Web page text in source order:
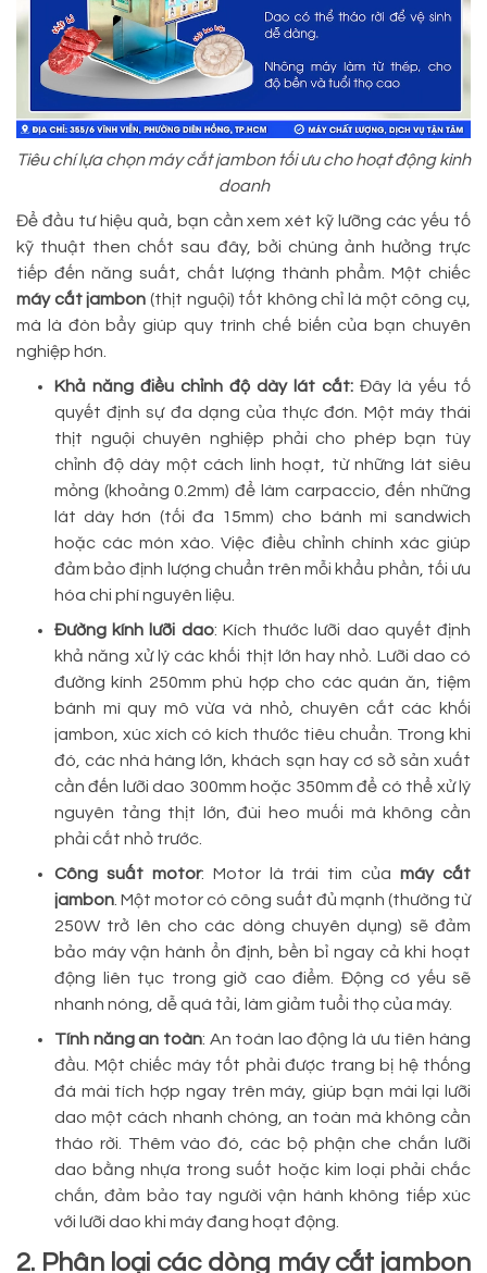
Tiêu chí lựa chọn máy cắt jambon tối ưu cho hoạt động kinh
doanh
Để đầu tư hiệu quả, bạn cần xem xét kỹ lưỡng các yếu tố
kỹ thuật then chốt sau đây, bởi chúng ảnh hưởng trực
tiếp đến năng suất, chất lượng thành phẩm. Một chiếc
máy cắt jambon (thịt nguội) tốt không chỉ là một công cụ,
mà là đòn bẩy giúp quy trình chế biến của bạn chuyên
nghiệp hơn.
Khả năng điều chỉnh độ dày lát cắt: Đây là yếu tố
quyết định sự đa dạng của thực đơn. Một máy thái
thịt nguội chuyên nghiệp phải cho phép bạn tùy
chỉnh độ dày một cách linh hoạt, từ những lát siêu
mỏng (khoảng 0.2mm) để làm carpaccio, đến những
lát dày hơn (tối đa 15mm) cho bánh mì sandwich
hoặc các món xào. Việc điều chỉnh chính xác giúp
đảm bảo định lượng chuẩn trên mỗi khẩu phần, tối ưu
hóa chi phí nguyên liệu.
Đường kính lưỡi dao: Kích thước lưỡi dao quyết định
khả năng xử lý các khối thịt lớn hay nhỏ. Lưỡi dao có
đường kính 250mm phù hợp cho các quán ăn, tiệm
bánh mì quy mô vừa và nhỏ, chuyên cắt các khối
jambon, xúc xích có kích thước tiêu chuẩn. Trong khi
đó, các nhà hàng lớn, khách sạn hay cơ sở sản xuất
cần đến lưỡi dao 300mm hoặc 350mm để có thể xử lý
nguyên tảng thịt lớn, đùi heo muối mà không cần
phải cắt nhỏ trước.
Công suất motor: Motor là trái tim củamáy cắt
jambon . Một motor có công suất đủ mạnh (thường từ
250W trở lên cho các dòng chuyên dụng) sẽ đảm
bảo máy vận hành ổn định, bền bỉ ngay cả khi hoạt
động liên tục trong giờ cao điểm. Động cơ yếu sẽ
nhanh nóng, dễ quá tải, làm giảm tuổi thọ của máy.
Tính năng an toàn: An toàn lao động là ưu tiên hàng
đầu. Một chiếc máy tốt phải được trang bị hệ thống
đá mài tích hợp ngay trên máy, giúp bạn mài lại lưỡi
dao một cách nhanh chóng, an toàn mà không cần
tháo rời. Thêm vào đó, các bộ phận che chắn lưỡi
dao bằng nhựa trong suốt hoặc kim loại phải chắc
chắn, đảm bảo tay người vận hành không tiếp xúc
với lưỡi dao khi máy đang hoạt động.
2. Phân loại các dòng máy cắt jambon